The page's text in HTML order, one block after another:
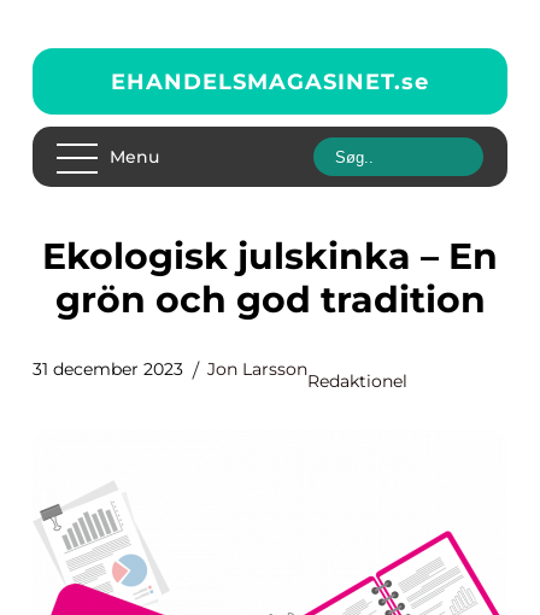
EHANDELSMAGASINET.se
Menu
Ekologisk julskinka – En
grön och god tradition
31 december 2023 Jon Larsson
Redaktionel